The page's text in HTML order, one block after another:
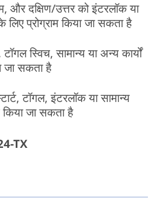
और दक्षिण/उत्तर को इंटरलॉक या
प्रोग्राम किया जा सकता है
टॉगल स्विच, सामान्य या अन्य कार्यों
जा सकता है
टॉगल, इंटरलॉक या सामान्य
किया जा सकता है
TX